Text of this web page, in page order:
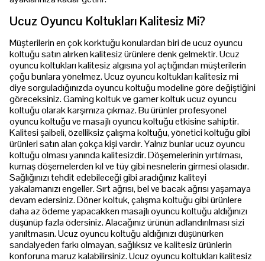
Ucuz Oyuncu Koltukları Kalitesiz Mi?
Müşterilerin en çok korktuğu konulardan biri de ucuz oyuncu
koltuğu satın alırken kalitesiz ürünlere denk gelmektir. Ucuz
oyuncu koltukları kalitesiz algısına yol açtığından müşterilerin
çoğu bunlara yönelmez. Ucuz oyuncu koltukları kalitesiz mi
diye sorguladığınızda oyuncu koltuğu modeline göre değiştiğini
göreceksiniz. Gaming koltuk ve gamer koltuk ucuz oyuncu
koltuğu olarak karşımıza çıkmaz. Bu ürünler profesyonel
oyuncu koltuğu ve masajlı oyuncu koltuğu etkisine sahiptir.
Kalitesi şaibeli, özelliksiz çalışma koltuğu, yönetici koltuğu gibi
ürünleri satın alan çokça kişi vardır. Yalnız bunlar ucuz oyuncu
koltuğu olması yanında kalitesizdir. Döşemelerinin yırtılması,
kumaş döşemelerden kıl ve tüy gibi nesnelerin girmesi olasıdır.
Sağlığınızı tehdit edebileceği gibi aradığınız kaliteyi
yakalamanızı engeller. Sırt ağrısı, bel ve bacak ağrısı yaşamaya
devam edersiniz. Döner koltuk, çalışma koltuğu gibi ürünlere
daha az ödeme yapacakken masajlı oyuncu koltuğu aldığınızı
düşünüp fazla ödersiniz. Alacağınız ürünün adlandırılması sizi
yanıltmasın. Ucuz oyuncu koltuğu aldığınızı düşünürken
sandalyeden farkı olmayan, sağlıksız ve kalitesiz ürünlerin
konforuna maruz kalabilirsiniz. Ucuz oyuncu koltukları kalitesiz